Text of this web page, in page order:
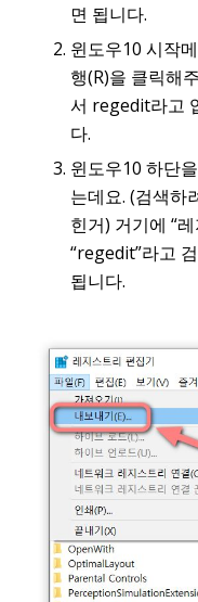
면 됩니다.
윈도우10 시작
행(R)을 클릭해
서 regedit라고
다.
윈도우10 하단
는데요. (검색하
힌거) 거기에 “
“regedit”라고
됩니다.